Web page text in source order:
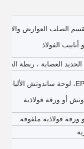
الفولاذ
أو ورقة فولاذية
فولاذية ملفوفة